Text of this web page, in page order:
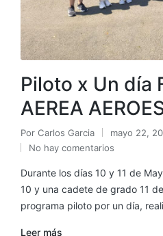
Piloto x Un día
AEREA
Por Carlos Garcia mayo 22,
No hay comentarios
Durante los días 10 y 11 de
10 y una cadete de grado 11
programa piloto por un día,
Leer más